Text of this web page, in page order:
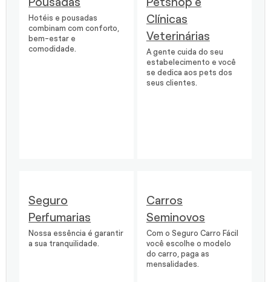
Hotéis e pousadas
combinam com conforto,
bem-estar e
comodidade.
Clínicas
Veterinárias
A gente cuida do seu
estabelecimento e você
se dedica aos pets dos
seus clientes.
Seguro
Perfumarias
Nossa essência é garantir
a sua tranquilidade.
Carros
Seminovos
Com o Seguro Carro Fácil
você escolhe o modelo
do carro, paga as
mensalidades.